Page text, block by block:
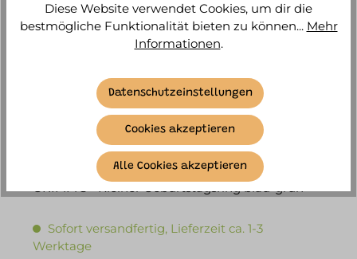
GRIMM'S - Kleiner Geburtstagsring blau-grün
Sofort versandfertig, Lieferzeit ca. 1-3
Werktage
Diese Website verwendet Cookies, um dir die
bestmögliche Funktionalität bieten zu können... Mehr
Informationen.
Datenschutzeinstellungen
Cookies akzeptieren
Alle Cookies akzeptieren